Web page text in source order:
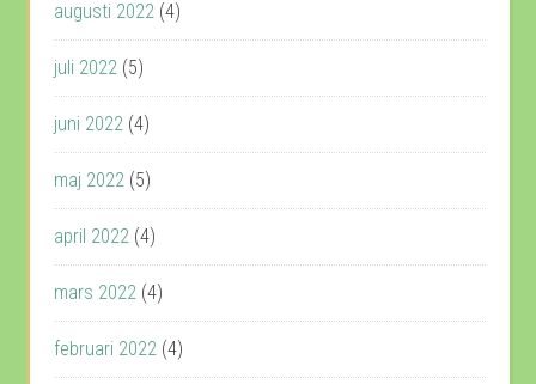
augusti 2022 (4)
juli 2022 (5)
juni 2022 (4)
maj 2022 (5)
april 2022 (4)
mars 2022 (4)
februari 2022 (4)